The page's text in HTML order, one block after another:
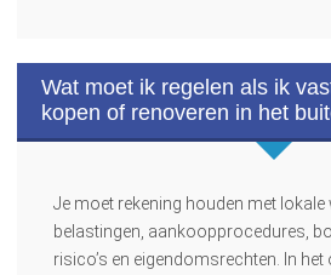
Wat moet ik regelen als ik
kopen of renoveren in het
Je moet rekening houden met lokale
belastingen, aankoopprocedures,
risico’s en eigendomsrechten. In